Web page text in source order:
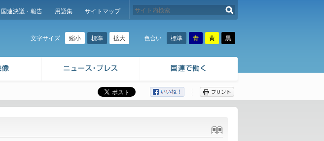
国連決議・報告 用語集 サイトマップ
文字サイズ 縮小 標準 拡大 色合い 標準 青 黄 黒